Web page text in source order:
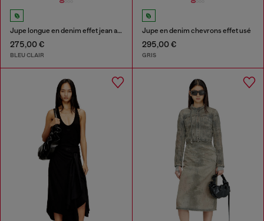
Jupe longue en denim effet jean avec fentes
275,00 €
BLEU CLAIR
Jupe en denim chevrons effet usé
295,00 €
GRIS